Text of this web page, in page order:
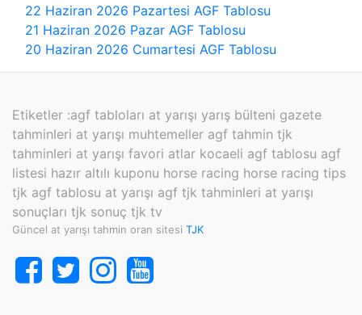
22 Haziran 2026 Pazartesi AGF Tablosu
21 Haziran 2026 Pazar AGF Tablosu
20 Haziran 2026 Cumartesi AGF Tablosu
Etiketler :agf tabloları at yarışı yarış bülteni gazete
tahminleri at yarışı muhtemeller agf tahmin tjk
tahminleri at yarışı favori atlar kocaeli agf tablosu agf
listesi hazır altılı kuponu horse racing horse racing tips
tjk agf tablosu at yarışı agf tjk tahminleri at yarışı
sonuçları tjk sonuç tjk tv
Güncel at yarışı tahmin oran sitesi TJK